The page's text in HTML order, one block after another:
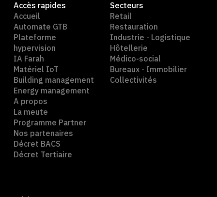
Accès rapides
Accueil
Automate GTB
Plateforme
hypervision
IA Farah
Matériel IoT
Building management
Energy management
A propos
La meute
Programme Partner
Nos partenaires
Décret BACS
Décret Tertiaire
Secteurs
Retail
Restauration
Industrie - Logistique
Hôtellerie
Médico-social
Bureaux - Immobilier
Collectivités